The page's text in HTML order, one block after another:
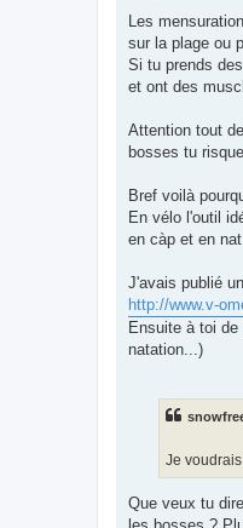
l
u
Les
sur la plage ou
Si tu prends
et ont des
Attention tout
bosses tu
Bref voilà
En vélo l'outil
en càp et en
J'avais publié
http://www.v-
Ensuite à toi
natation...)
Je
Que veux tu